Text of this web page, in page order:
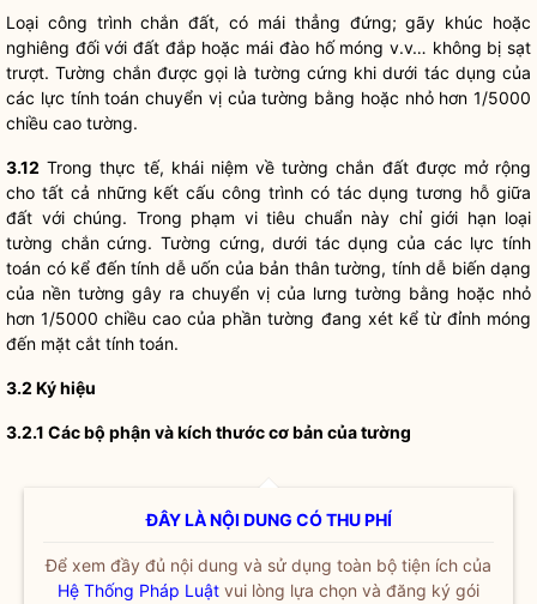
Loại công trình chắn đất, có mái thẳng đứng; gãy khúc hoặc
nghiêng đối với đất đắp hoặc mái đào hố móng v.v… không bị sạt
trượt. Tường chắn được gọi là tường cứng khi dưới tác dụng của
các lực tính toán chuyển vị của tường bằng hoặc nhỏ hơn 1/5000
chiều cao tường.
3.12 Trong thực tế, khái niệm về tường chắn đất được mở rộng
cho tất cả những kết cấu công trình có tác dụng tương hỗ giữa
đất với chúng. Trong phạm vi tiêu chuẩn này chỉ giới hạn loại
tường chắn cứng. Tường cứng, dưới tác dụng của các lực tính
toán có kể đến tính dễ uốn của bản thân tường, tính dễ biến dạng
của nền tường gây ra chuyển vị của lưng tường bằng hoặc nhỏ
hơn 1/5000 chiều cao của phần tường đang xét kể từ đỉnh móng
đến mặt cắt tính toán.
3.2 Ký hiệu
3.2.1 Các bộ phận và kích thước cơ bản của tường
ĐÂY LÀ NỘI DUNG CÓ THU PHÍ
Để xem đầy đủ nội dung và sử dụng toàn bộ tiện ích của
Hệ Thống Pháp Luật vui lòng lựa chọn và đăng ký gói